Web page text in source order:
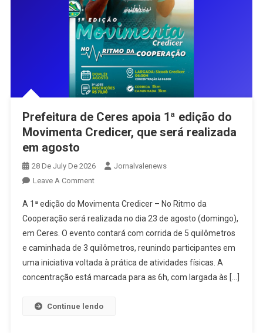
Ceres
Prefeitura de Ceres apoia 1ª edição do
Movimenta Credicer, que será realizada
em agosto
28 De July De 2026
Jornalvalenews
Leave A CommentOn
De
Ceres
Apoia
1ª
Edição
Do
Credicer,
A 1ª edição do Movimenta Credicer – No Ritmo da
Cooperação será realizada no dia 23 de agosto (domingo),
em Ceres. O evento contará com corrida de 5 quilômetros
e caminhada de 3 quilômetros, reunindo participantes em
uma iniciativa voltada à prática de atividades físicas. A
concentração está marcada para as 6h, com largada às […]
Continue lendo